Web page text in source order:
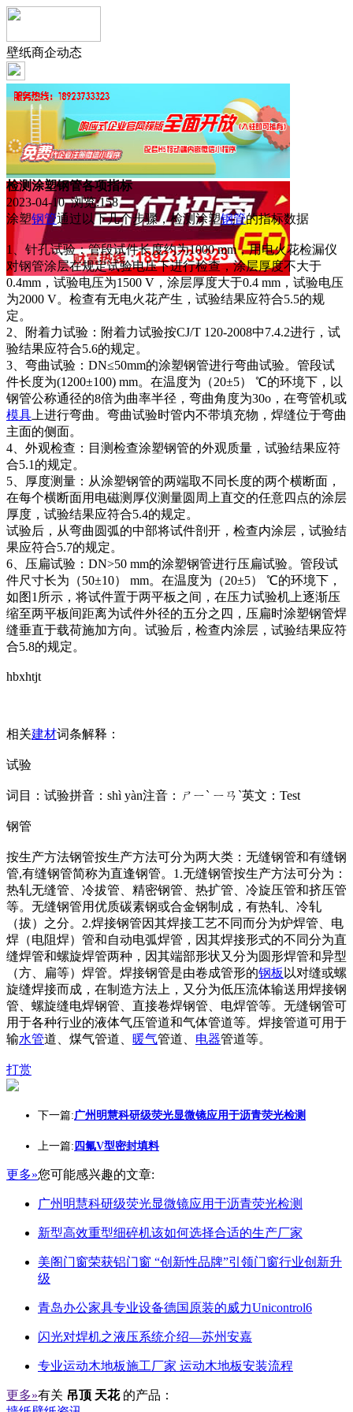
壁纸商企动态
检测涂塑钢管各项指标
2023-04-10 浏览:158
涂塑钢管通过以下几个步骤，检测涂塑钢管的指标数据
1、针孔试验：管段试件长度约为1000 mm，用电火花检漏仪
对钢管涂层在规定试验电压下进行检查，涂层厚度不大于
0.4mm，试验电压为1500 V，涂层厚度大于0.4 mm，试验电压
为2000 V。检查有无电火花产生，试验结果应符合5.5的规
定。
2、附着力试验：附着力试验按CJ/T 120-2008中7.4.2进行，试
验结果应符合5.6的规定。
3、弯曲试验：DN≤50mm的涂塑钢管进行弯曲试验。管段试
件长度为(1200±100) mm。在温度为（20±5） ℃的环境下，以
钢管公称通径的8倍为曲率半径，弯曲角度为30o，在弯管机或
模具 上进行弯曲。弯曲试验时管内不带填充物，焊缝位于弯曲
主面的侧面。
4、外观检查：目测检查涂塑钢管的外观质量，试验结果应符
合5.1的规定。
5、厚度测量：从涂塑钢管的两端取不同长度的两个横断面，
在每个横断面用电磁测厚仪测量圆周上直交的任意四点的涂层
厚度，试验结果应符合5.4的规定。
试验后，从弯曲圆弧的中部将试件剖开，检查内涂层，试验结
果应符合5.7的规定。
6、压扁试验：DN>50 mm的涂塑钢管进行压扁试验。管段试
件尺寸长为（50±10） mm。在温度为（20±5） ℃的环境下，
如图1所示，将试件置于两平板之间，在压力试验机上逐渐压
缩至两平板间距离为试件外径的五分之四，压扁时涂塑钢管焊
缝垂直于载荷施加方向。试验后，检查内涂层，试验结果应符
合5.8的规定。
hbxhtjt
相关建材词条解释：
试验
词目：试验拼音：shì yàn注音：ㄕㄧˋ ㄧㄢˋ英文：Test
钢管
按生产方法钢管按生产方法可分为两大类：无缝钢管和有缝钢
管,有缝钢管简称为直逢钢管。1.无缝钢管按生产方法可分为：
热轧无缝管、冷拔管、精密钢管、热扩管、冷旋压管和挤压管
等。无缝钢管用优质碳素钢或合金钢制成，有热轧、冷轧
（拔）之分。2.焊接钢管因其焊接工艺不同而分为炉焊管、电
焊（电阻焊）管和自动电弧焊管，因其焊接形式的不同分为直
缝焊管和螺旋焊管两种，因其端部形状又分为圆形焊管和异型
（方、扁等）焊管。焊接钢管是由卷成管形的钢板 以对缝或螺
旋缝焊接而成，在制造方法上，又分为低压流体输送用焊接钢
管、螺旋缝电焊钢管、直接卷焊钢管、电焊管等。无缝钢管可
用于各种行业的液体气压管道和气体管道等。焊接管道可用于
输水管道、煤气管道、 暖气管道、 电器管道等。
打赏
下一篇:广州明慧科研级荧光显微镜应用于沥青荧光检测
上一篇: 四氟V型密封填料
更多»您可能感兴趣的文章:
广州明慧科研级荧光显微镜应用于沥青荧光检测
新型高效重型细碎机该如何选择合适的生产厂家
美阁门窗荣获铝门窗 “创新性品牌”引领门窗行业创新升
级
青岛办公家具专业设备德国原装的威力Unicontrol6
闪光对焊机之液压系统介绍—苏州安嘉
专业运动木地板施工厂家 运动木地板安装流程
更多»有关 吊顶 天花 的产品：